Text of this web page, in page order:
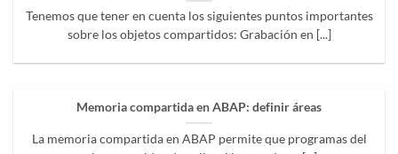
Tenemos que tener en cuenta los siguientes puntos importantes
sobre los objetos compartidos: Grabación en [...]
Memoria compartida en ABAP: definir áreas
La memoria compartida en ABAP permite que programas del